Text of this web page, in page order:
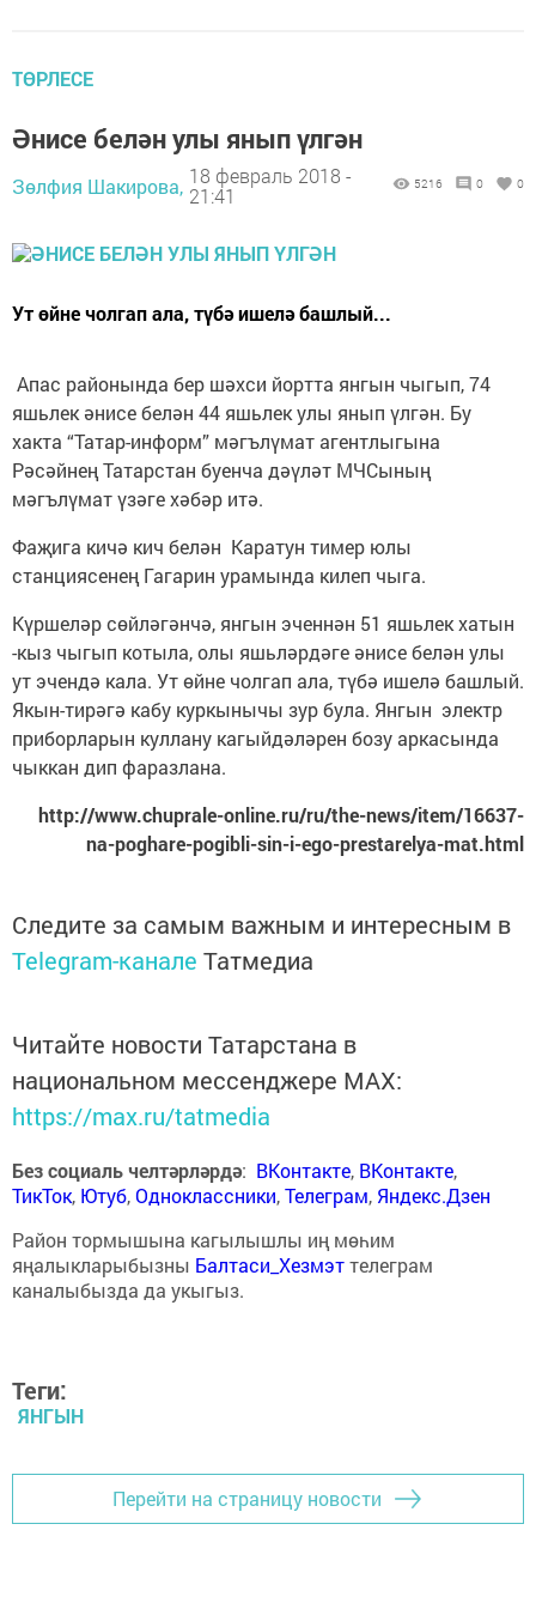
ТӨРЛЕСЕ
Әнисе белән улы янып үлгән
Зөлфия Шакирова, 18 февраль 2018 -
21:41
5216 0 0
Ут өйне чолгап ала, түбә ишелә башлый...
Апас районында бер шәхси йортта янгын чыгып, 74
яшьлек әнисе белән 44 яшьлек улы янып үлгән. Бу
хакта “Татар-информ” мәгълүмат агентлыгына
Рәсәйнең Татарстан буенча дәүләт МЧСының
мәгълүмат үзәге хәбәр итә.
Фаҗига кичә кич белән Каратун тимер юлы
станциясенең Гагарин урамында килеп чыга.
Күршеләр сөйләгәнчә, янгын эченнән 51 яшьлек хатын
-кыз чыгып котыла, олы яшьләрдәге әнисе белән улы
ут эчендә кала. Ут өйне чолгап ала, түбә ишелә башлый.
Якын-тирәгә кабу куркынычы зур була. Янгын электр
приборларын куллану кагыйдәләрен бозу аркасында
чыккан дип фаразлана.
http://www.chuprale-online.ru/ru/the-news/item/16637-
na-poghare-pogibli-sin-i-ego-prestarelya-mat.html
Следите за самым важным и интересным в
Telegram-канале Татмедиа
Читайте новости Татарстана в
национальном мессенджере MАХ:
https://max.ru/tatmedia
Без социаль челтәрләрдә: ВКонтакте, ВКонтакте,
ТикТок, Ютуб,Одноклассники,Телеграм, Яндекс.Дзен
Район тормышына кагылышлы иң мөһим
яңалыкларыбызны Балтаси_Хезмэттелеграм
каналыбызда да укыгыз.
Теги:
ЯНГЫН
Перейти на страницу новости